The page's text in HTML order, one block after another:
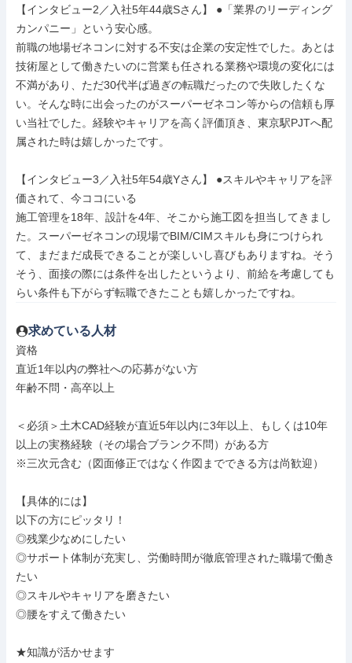
【インタビュー2／入社5年44歳Sさん】 ●「業界のリーディング
カンパニー」という安心感。
前職の地場ゼネコンに対する不安は企業の安定性でした。あとは
技術屋として働きたいのに営業も任される業務や環境の変化には
不満があり、ただ30代半ば過ぎの転職だったので失敗したくな
い。そんな時に出会ったのがスーパーゼネコン等からの信頼も厚
い当社でした。経験やキャリアを高く評価頂き、東京駅PJTへ配
属された時は嬉しかったです。
【インタビュー3／入社5年54歳Yさん】 ●スキルやキャリアを評
価されて、今ココにいる
施工管理を18年、設計を4年、そこから施工図を担当してきまし
た。スーパーゼネコンの現場でBIM/CIMスキルも身につけられ
て、まだまだ成長できることが楽しいし喜びもありますね。そう
そう、面接の際には条件を出したというより、前給を考慮しても
らい条件も下がらず転職できたことも嬉しかったですね。
求めている人材
資格
直近1年以内の弊社への応募がない方
年齢不問・高卒以上
＜必須＞土木CAD経験が直近5年以内に3年以上、もしくは10年
以上の実務経験（その場合ブランク不問）がある方
※三次元含む（図面修正ではなく作図までできる方は尚歓迎）
【具体的には】
以下の方にピッタリ！
◎残業少なめにしたい
◎サポート体制が充実し、労働時間が徹底管理された職場で働き
たい
◎スキルやキャリアを磨きたい
◎腰をすえて働きたい
★知識が活かせます